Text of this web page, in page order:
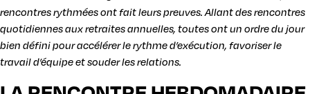
rencontres rythmées ont fait leurs preuves. Allant des rencontres
quotidiennes aux retraites annuelles, toutes ont un ordre du jour
bien défini pour accélérer le rythme d’exécution, favoriser le
travail d’équipe et souder les relations.